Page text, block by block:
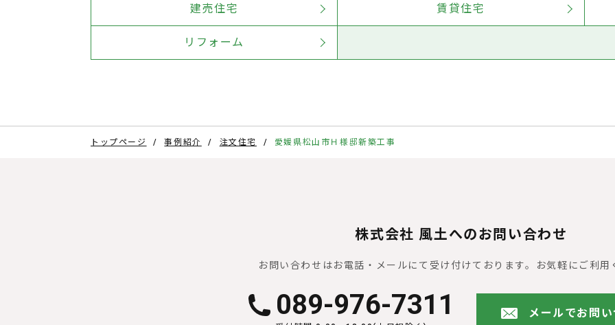
建売住宅 賃貸住宅
リフォーム
トップページ 事例紹介 注文住宅 愛媛県松山市Ｈ様邸新築工事
株式会社 風土へのお問い合わせ
お問い合わせはお電話・メールにて受け付けております。 お気軽にご利用
089-976-7311 メールでお問